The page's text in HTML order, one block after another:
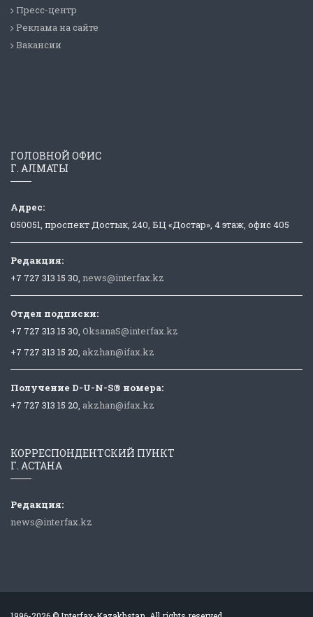
Пресс-центр
Реклама на сайте
Вакансии
ГОЛОВНОЙ ОФИС
Г. АЛМАТЫ
Адрес:
050051, проспект Достык, 240, БЦ «Достар», 4 этаж, офис 405
Редакция:
+7 727 313 15 30, news@interfax.kz
Отдел подписки:
+7 727 313 15 30, OksanaS@interfax.kz
+7 727 313 15 20, akzhan@ifax.kz
Получение D-U-N-S® номера:
+7 727 313 15 20, akzhan@ifax.kz
КОРРЕСПОНДЕНТСКИЙ ПУНКТ
Г. АСТАНА
Редакция:
news@interfax.kz